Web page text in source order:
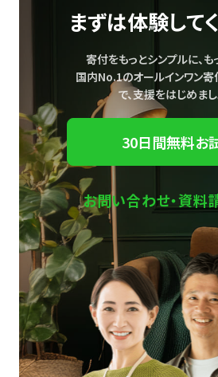
まずは体験して
寄付をもっとシンプルに、も
国内No.1のオールインワン寄
で、支援をはじめまし
30日間無料お
お問い合わせ・資料